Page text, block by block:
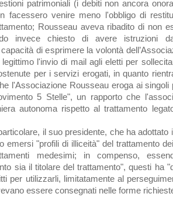
patrimoniali (i debiti non ancora
facessero venire meno l'obbligo di
Rousseau aveva ribadito di non
invece chiesto di avere istruzioni
di esprimere la volontà
l'invio di mail agli eletti per
per i servizi erogati, in quanto
l'Associazione Rousseau eroga ai singoli
5 Stelle", un rapporto che
autonoma rispetto al trattamento
il suo presidente, che ha adottato
emersi "profili di illiceità" del trattamento
medesimi; in compenso,
sia il titolare del trattamento", questi ha
per utilizzarli, limitatamente al
essere consegnati nelle forme